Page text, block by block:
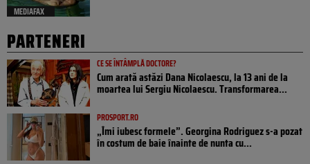
MEDIAFAX
PARTENERI
CE SE ÎNTÂMPLĂ DOCTORE?
Cum arată astăzi Dana Nicolaescu, la 13 ani de la
moartea lui Sergiu Nicolaescu. Transformarea...
PROSPORT.RO
„Îmi iubesc formele”. Georgina Rodriguez s-a pozat
în costum de baie înainte de nunta cu...